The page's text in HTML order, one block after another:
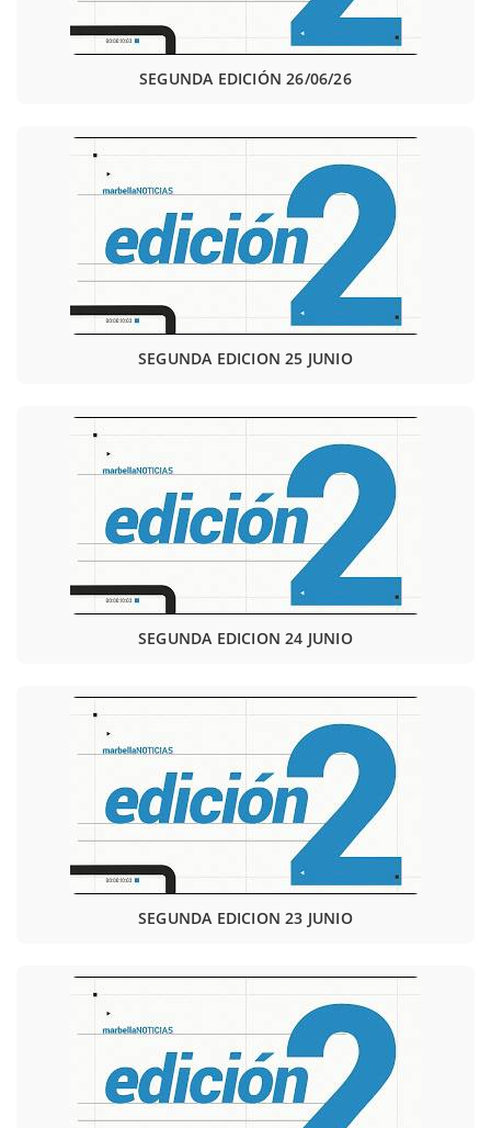
SEGUNDA EDICIÓN 26/06/26
SEGUNDA EDICION 25 JUNIO
SEGUNDA EDICION 24 JUNIO
SEGUNDA EDICION 23 JUNIO